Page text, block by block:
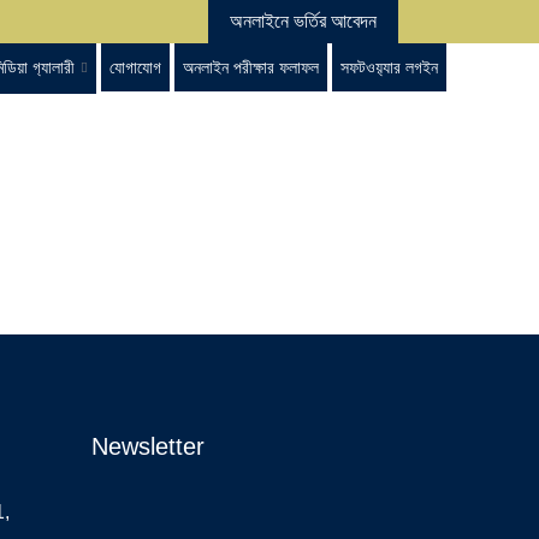
অনলাইনে ভর্তির আবেদন
গ‍্যালারী যোগাযোগ অনলাইন পরীক্ষার ফলাফল সফটওয়‍্যার লগইন
Newsletter